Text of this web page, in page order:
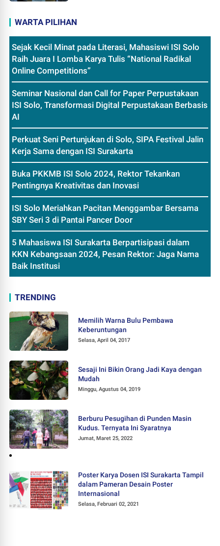
WARTA PILIHAN
Sejak Kecil Minat pada Literasi, Mahasiswi ISI Solo
Raih Juara I Lomba Karya Tulis “National Radikal
Online Competitions”
Seminar Nasional dan Call for Paper Perpustakaan
ISI Solo, Transformasi Digital Perpustakaan Berbasis
AI
Perkuat Seni Pertunjukan di Solo, SIPA Festival Jalin
Kerja Sama dengan ISI Surakarta
Buka PKKMB ISI Solo 2024, Rektor Tekankan
Pentingnya Kreativitas dan Inovasi
ISI Solo Meriahkan Pacitan Menggambar Bersama
SBY Seri 3 di Pantai Pancer Door
5 Mahasiswa ISI Surakarta Berpartisipasi dalam
KKN Kebangsaan 2024, Pesan Rektor: Jaga Nama
Baik Institusi
TRENDING
Memilih Warna Bulu Pembawa
Keberuntungan
Selasa, April 04, 2017
Sesaji Ini Bikin Orang Jadi Kaya dengan
Mudah
Minggu, Agustus 04, 2019
Berburu Pesugihan di Punden Masin
Kudus. Ternyata Ini Syaratnya
Jumat, Maret 25, 2022
Poster Karya Dosen ISI Surakarta Tampil
dalam Pameran Desain Poster
Internasional
Selasa, Februari 02, 2021